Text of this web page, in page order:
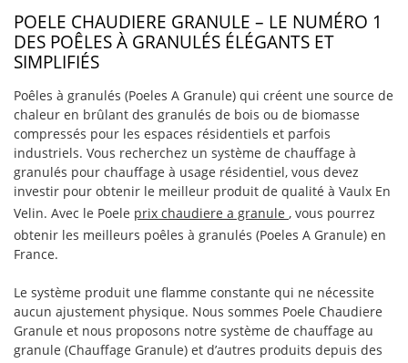
POELE CHAUDIERE GRANULE – LE NUMÉRO 1
DES POÊLES À GRANULÉS ÉLÉGANTS ET
SIMPLIFIÉS
Poêles à granulés (Poeles A Granule) qui créent une source de
chaleur en brûlant des granulés de bois ou de biomasse
compressés pour les espaces résidentiels et parfois
industriels. Vous recherchez un système de chauffage à
granulés pour chauffage à usage résidentiel, vous devez
investir pour obtenir le meilleur produit de qualité à Vaulx En
Velin. Avec le Poele prix chaudiere a granule , vous pourrez
obtenir les meilleurs poêles à granulés (Poeles A Granule) en
France.
Le système produit une flamme constante qui ne nécessite
aucun ajustement physique. Nous sommes Poele Chaudiere
Granule et nous proposons notre système de chauffage au
granule (Chauffage Granule) et d’autres produits depuis des